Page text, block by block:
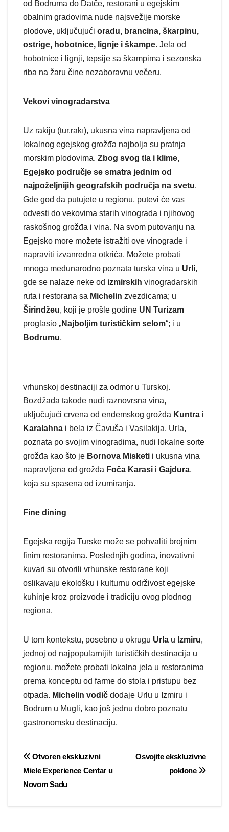
od Bodruma do Datče, restorani u egejskim
obalnim gradovima nude najsvežije morske
plodove, uključujući oradu, brancina, škarpinu,
ostrige, hobotnice, lignje i škampe. Jela od
hobotnice i lignji, tepsije sa škampima i sezonska
riba na žaru čine nezaboravnu večeru.
Vekovi vinogradarstva
Uz rakiju (tur.rakı), ukusna vina napravljena od
lokalnog egejskog grožđa najbolja su pratnja
morskim plodovima. Zbog svog tla i klime,
Egejsko područje se smatra jednim od
najpoželjnijih geografskih područja na svetu.
Gde god da putujete u regionu, putevi će vas
odvesti do vekovima starih vinograda i njihovog
raskošnog grožđa i vina. Na svom putovanju na
Egejsko more možete istražiti ove vinograde i
napraviti izvanredna otkrića. Možete probati
mnoga međunarodno poznata turska vina u Urli,
gde se nalaze neke od izmirskih vinogradarskih
ruta i restorana sa Michelin zvezdicama; u
Širindžeu, koji je prošle godine UN Turizam
proglasio „Najboljim turističkim selom“; i u
Bodrumu,
vrhunskoj destinaciji za odmor u Turskoj.
Bozdžada takođe nudi raznovrsna vina,
uključujući crvena od endemskog grožđa Kuntra i
Karalahna i bela iz Čavuša i Vasilakija. Urla,
poznata po svojim vinogradima, nudi lokalne sorte
grožđa kao što je Bornova Misketi i ukusna vina
napravljena od grožđa Foča Karasi i Gajdura,
koja su spasena od izumiranja.
Fine dining
Egejska regija Turske može se pohvaliti brojnim
finim restoranima. Poslednjih godina, inovativni
kuvari su otvorili vrhunske restorane koji
oslikavaju ekološku i kulturnu održivost egejske
kuhinje kroz proizvode i tradiciju ovog plodnog
regiona.
U tom kontekstu, posebno u okrugu Urla u Izmiru,
jednoj od najpopularnijih turističkih destinacija u
regionu, možete probati lokalna jela u restoranima
prema konceptu od farme do stola i pristupu bez
otpada. Michelin vodič dodaje Urlu u Izmiru i
Bodrum u Mugli, kao još jednu dobro poznatu
gastronomsku destinaciju.
Post
navigation
Osvojite ekskluzivne
poklone
Otvoren ekskluzivni
Miele Experience Centar u
Novom Sadu